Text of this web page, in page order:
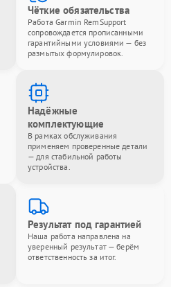
Чёткие обязательства
Работа Garmin RemSupport
сопровождается прописанными
гарантийными условиями — без
размытых формулировок.
Надёжные
комплектующие
В рамках обслуживания
применяем проверенные детали
— для стабильной работы
устройства.
Результат под гарантией
Наша работа направлена на
уверенный результат — берём
ответственность за итог.